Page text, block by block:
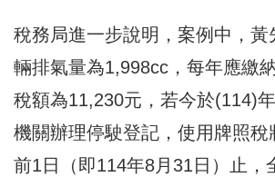
稅務局進一步說明，案例中，黃
輛排氣量為1,998cc，每年應繳
稅額為11,230元，若今於(114)
機關辦理停駛登記，使用牌照稅
前1日（即114年8月31日）止，